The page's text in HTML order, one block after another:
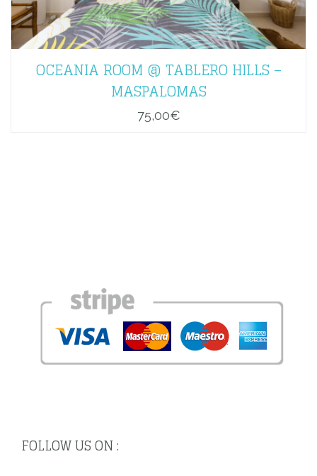
OCEANIA ROOM @ TABLERO HILLS –
MASPALOMAS
75,00€
FOLLOW US ON :